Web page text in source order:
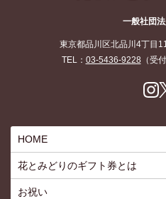
一般社団
東京都品川区北品川4丁目
TEL： 03-5436-9228 （受
HOME
花とみどりのギフト券とは
お祝い